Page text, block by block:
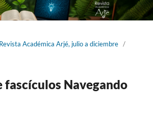
Académica Arjé, julio a diciembre /
fascículos Navegando